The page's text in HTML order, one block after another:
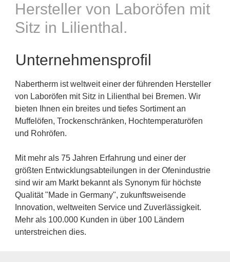
Hersteller von Laboröfen mit
Sitz in Lilienthal.
Unternehmensprofil
Nabertherm ist weltweit einer der führenden Hersteller
von Laboröfen mit Sitz in Lilienthal bei Bremen. Wir
bieten Ihnen ein breites und tiefes Sortiment an
Muffelöfen, Trockenschränken, Hochtemperaturöfen
und Rohröfen.
Mit mehr als 75 Jahren Erfahrung und einer der
größten Entwicklungsabteilungen in der Ofenindustrie
sind wir am Markt bekannt als Synonym für höchste
Qualität "Made in Germany", zukunftsweisende
Innovation, weltweiten Service und Zuverlässigkeit.
Mehr als 100.000 Kunden in über 100 Ländern
unterstreichen dies.